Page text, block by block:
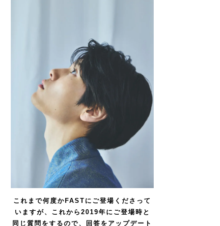
これまで何度かFASTにご登場くださって
いますが、これから2019年にご登場時と
同じ質問をするので、回答をアップデート